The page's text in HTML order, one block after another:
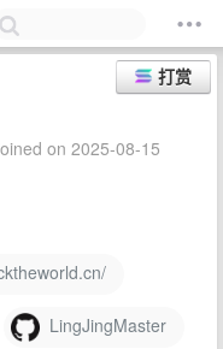
打赏
on 2025-08-15
LingJingMaster